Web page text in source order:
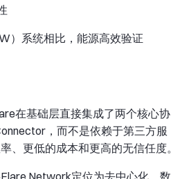
）系统相比，能源高效验证
在基础层直接集成了两个核心协
，而不是依赖于第三方服
、更低的成本和更高的无信任度。
Network定位为去中心化、数